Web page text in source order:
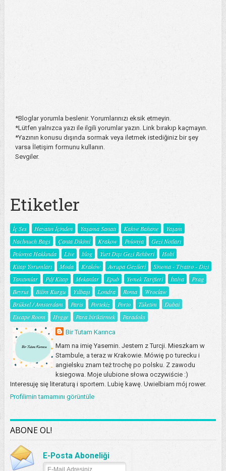
*Bloglar yorumla beslenir. Yorumlarınızı eksik etmeyin.
*Lütfen yalnızca yazı ile ilgili yorumlar yazın. Link bırakıp kaçmayın.
*Yazının konusu dışında sormak veya iletmek istediğiniz bir şey
varsa İletişim formunu kullanın.
Sevgiler.
Etiketler
İç Ses Hayatın İçinden Yaşama Sanatı Kahve Bahane
Yaşam
Nachnuch Bags
Çanta Dikimi Krakow Polonya
Gezi Notları
Polonya Hakkında
Live blog Yurt Dışı Gezi Rehberi
Hobi
Kitap Yorumları
Moda Kraków Avrupa Gezileri
Sinema - Tiyatro - Dizi
Tanıtımlar
Pdf Kitap Mekanlar Epub Yemek Tarifleri İtalya
Prag
Beyrut
Bilim Kurgu Yılbaşı Londra Roma
Wroclaw
Brüksel / Amsterdam
Paris Portekiz Porto Tüketim
Dubai
Escape Room
Hygge Para biriktirmek Paradoks
Bir Tutam Karınca
Mam na imię Yasemin. Jestem z Turcji. Mieszkam w
Stambule, a teraz w Krakowie. Mówię po turecku i
angielsku znam też trochę po polsku. Z zawodu
ksiegowa. Moje ulubione słowa oczywiście :)
Interesuję się literaturą i sportem. Lubię kawę. Uwielbiam mój rower.
Profilimin tamamını görüntüle
ABONE OL!
E-Posta Aboneliği